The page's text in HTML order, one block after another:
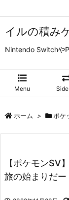
イルの積み
Nintendo Switchや
Menu
ホーム > ポケ
【ポケモンSV
旅の始まりだー